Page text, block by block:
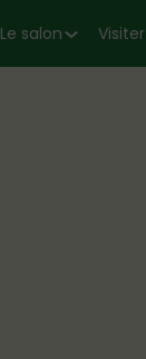
Le salon Visiter